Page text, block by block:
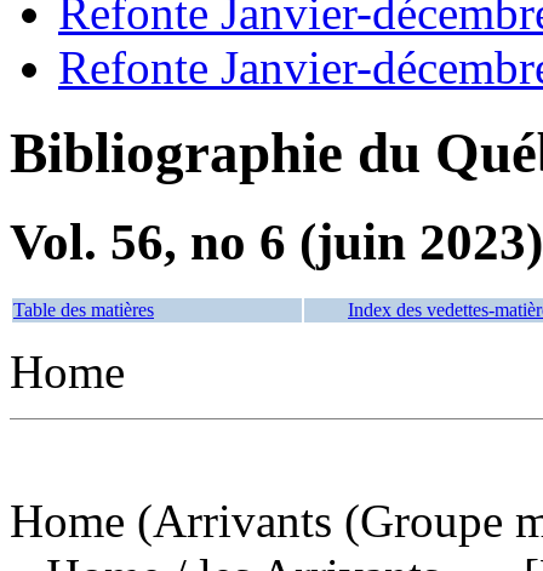
Refonte Janvier-
Refonte Janvier-
Bibliographie du
Vol. 56, no 6 (juin 2023)
Table des matières Index des vedettes-
Home
Home (Arrivants (Groupe